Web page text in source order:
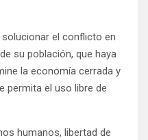
el conflicto en
su población, que haya
la economía cerrada y
permita el uso libre de
humanos, libertad de